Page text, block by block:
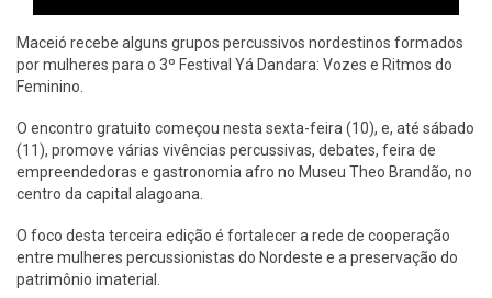
Maceió recebe alguns grupos percussivos nordestinos formados
por mulheres para o 3º Festival Yá Dandara: Vozes e Ritmos do
Feminino.
O encontro gratuito começou nesta sexta-feira (10), e, até sábado
(11), promove várias vivências percussivas, debates, feira de
empreendedoras e gastronomia afro no Museu Theo Brandão, no
centro da capital alagoana.
O foco desta terceira edição é fortalecer a rede de cooperação
entre mulheres percussionistas do Nordeste e a preservação do
patrimônio imaterial.